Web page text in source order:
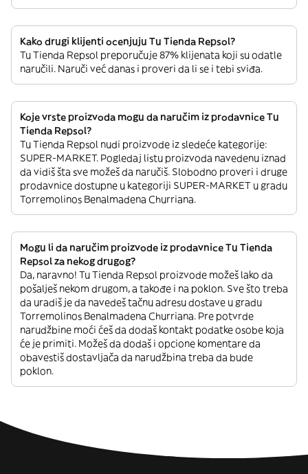
Kako drugi klijenti ocenjuju Tu Tienda Repsol?
Tu Tienda Repsol preporučuje 87% klijenata koji su odatle
naručili. Naruči već danas i proveri da li se i tebi sviđa.
Koje vrste proizvoda mogu da naručim iz prodavnice Tu
Tienda Repsol?
Tu Tienda Repsol nudi proizvode iz sledeće kategorije:
SUPER-MARKET. Pogledaj listu proizvoda navedenu iznad
da vidiš šta sve možeš da naručiš. Slobodno proveri i druge
prodavnice dostupne u kategoriji SUPER-MARKET u gradu
Torremolinos Benalmadena Churriana.
Mogu li da naručim proizvode iz prodavnice Tu Tienda
Repsol za nekog drugog?
Da, naravno! Tu Tienda Repsol proizvode možeš lako da
pošalješ nekom drugom, a takođe i na poklon. Sve što treba
da uradiš je da navedeš tačnu adresu dostave u gradu
Torremolinos Benalmadena Churriana. Pre potvrde
narudžbine moći ćeš da dodaš kontakt podatke osobe koja
će je primiti. Možeš da dodaš i opcione komentare da
obavestiš dostavljača da narudžbina treba da bude
poklon.